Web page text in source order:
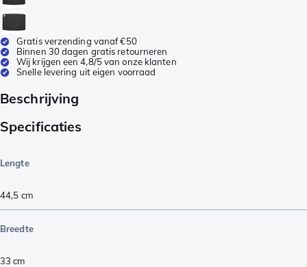
Gratis verzending vanaf €50
Binnen 30 dagen gratis retourneren
Wij krijgen een 4,8/5 van onze klanten
Snelle levering uit eigen voorraad
Beschrijving
Specificaties
Lengte
44,5 cm
Breedte
33 cm